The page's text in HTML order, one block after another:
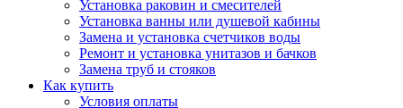
Установка раковин и смесителей
Установка ванны или душевой кабины
Замена и установка счетчиков воды
Ремонт и установка унитазов и бачков
Замена труб и стояков
Как купить
Условия оплаты